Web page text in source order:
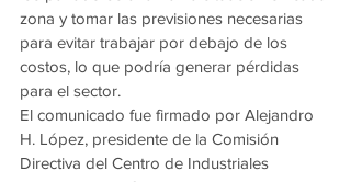
zona y tomar las previsiones necesarias
para evitar trabajar por debajo de los
costos, lo que podría generar pérdidas
para el sector.
El comunicado fue firmado por Alejandro
H. López, presidente de la Comisión
Directiva del Centro de Industriales